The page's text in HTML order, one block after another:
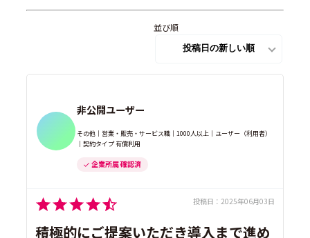
並び順
非公開ユーザー
その他｜営業・販売・サービス職｜1000人以上｜ユーザー（利用者）
｜契約タイプ 有償利用
企業所属 確認済
投稿日： 2025年06月03日
積極的にご提案いただき導入まで進め